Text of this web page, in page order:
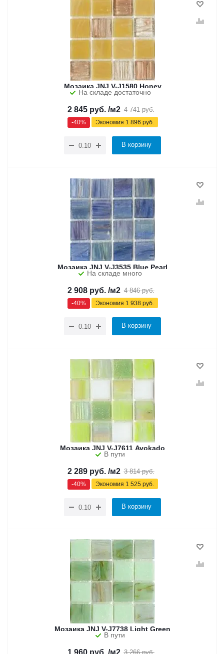
Мозаика JNJ V-J1580 Honey
На складе достаточно
2 845руб. /м2 4 741руб.
-40% Экономия 1 896 руб.
В корзину
Мозаика JNJ V-J3535 Blue Pearl
На складе много
2 908руб. /м2 4 846руб.
-40% Экономия 1 938руб.
В корзину
Мозаика JNJ V-J7611 Avokado
В пути
2 289руб. /м2 3 814руб.
-40% Экономия 1 525руб.
В корзину
Мозаика JNJ V-J7738 Light Green
В пути
1 960руб. /м2 3 266руб.